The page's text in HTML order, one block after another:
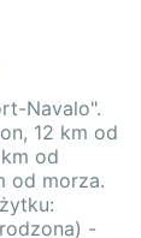
Navalo".
12 km od
od
od morza.
-